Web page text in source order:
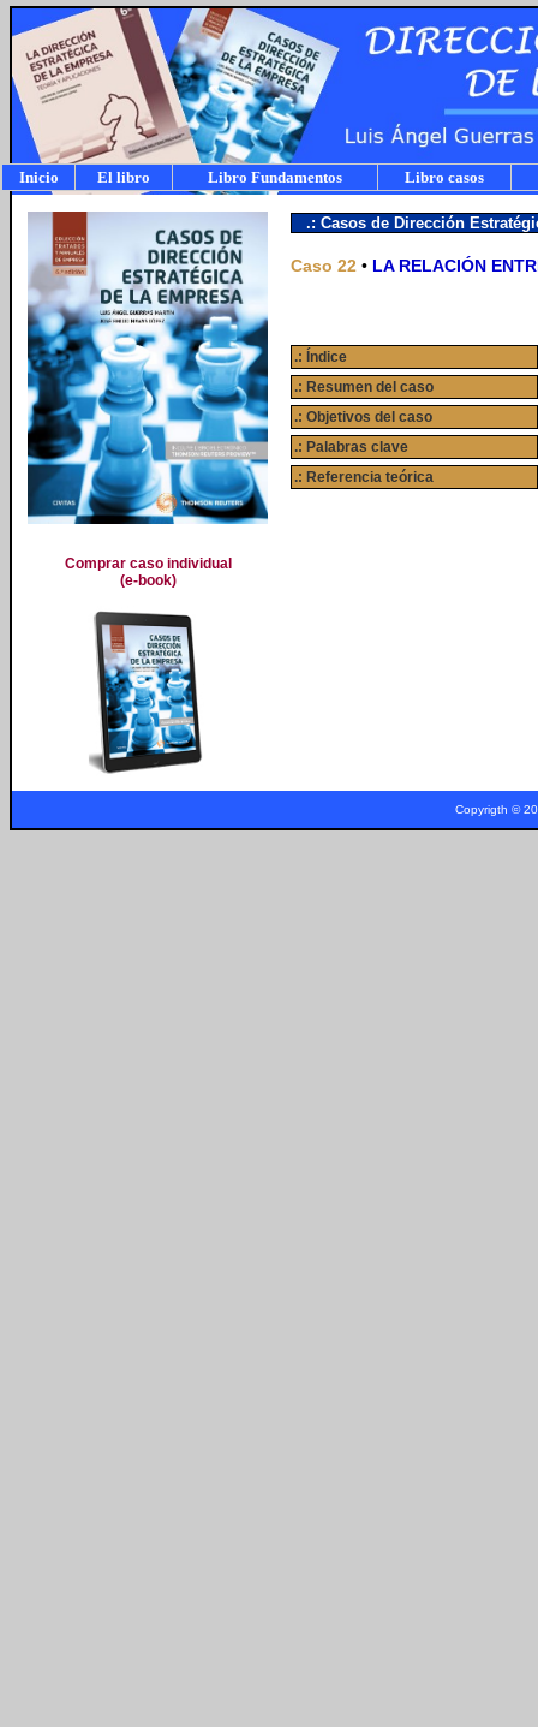
.: Casos de Dirección
Caso 22 • LA RELACIÓN
.: Índice
.: Resumen del caso
.: Objetivos del caso
.: Palabras clave
.: Referencia teórica
Comprar caso individual
(e-book)
Copyrigth ©
Inicio El libro Libro Fundamentos Libro casos